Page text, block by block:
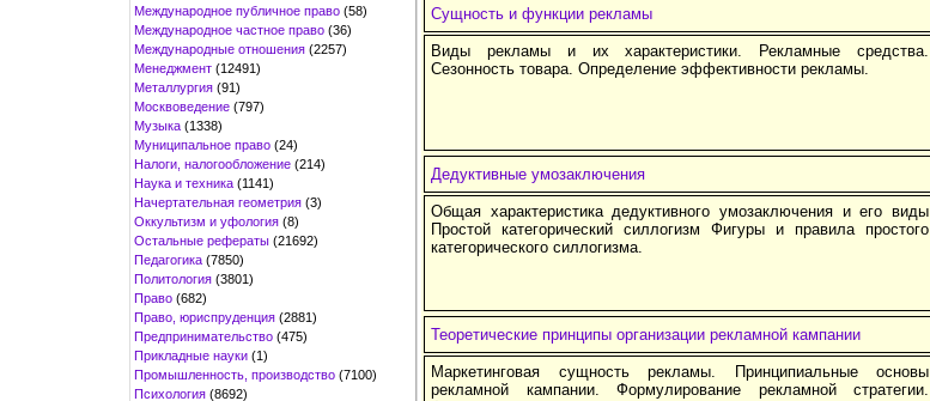
Международное публичное право (58)
Международное частное право (36)
Международные отношения (2257)
Менеджмент (12491)
Металлургия (91)
Москвоведение (797)
Музыка (1338)
Муниципальное право (24)
Налоги, налогообложение (214)
Наука и техника (1141)
Начертательная геометрия (3)
Оккультизм и уфология (8)
Остальные рефераты (21692)
Педагогика (7850)
Политология (3801)
Право (682)
Право, юриспруденция (2881)
Предпринимательство (475)
Прикладные науки (1)
Промышленность, производство (7100)
Психология (8692)
Сущность и функции рекламы
Виды рекламы и их характеристики. Рекламные средства.
Сезонность товара. Определение эффективности рекламы.
Дедуктивные умозаключения
Общая характеристика дедуктивного умозаключения и его виды
Простой категорический силлогизм Фигуры и правила простого
категорического силлогизма.
Теоретические принципы организации рекламной кампании
Маркетинговая сущность рекламы. Принципиальные основы
рекламной кампании. Формулирование рекламной стратегии.